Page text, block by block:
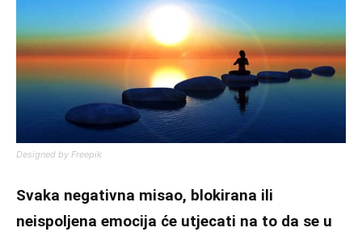
Designed by Freepik
Svaka negativna misao, blokirana ili
neispoljena emocija će utjecati na to da se u